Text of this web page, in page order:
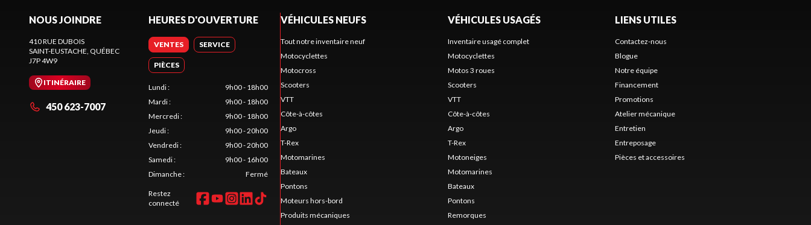
NOUS JOINDRE
410 RUE DUBOIS
SAINT-EUSTACHE, QUÉBEC
J7P 4W9
ITINÉRAIRE
450 623-7007
HEURES D'OUVERTURE
VENTES SERVICE
PIÈCES
Lundi:
9h00 - 18h00
Mardi:
9h00 - 18h00
Mercredi:
9h00 - 18h00
Jeudi:
9h00 - 20h00
Vendredi:
9h00 - 20h00
Samedi:
9h00 - 16h00
Dimanche: Fermé
Restez
connecté
VÉHICULES NEUFS
Tout notre inventaire neuf
Motocyclettes
Motocross
Scooters
VTT
Côte-à-côtes
Argo
T-Rex
Motomarines
Bateaux
Pontons
Moteurs hors-bord
Produits mécaniques
VÉHICULES USAGÉS
Inventaire usagé complet
Motocyclettes
Motos 3 roues
Scooters
VTT
Côte-à-côtes
Argo
T-Rex
Motoneiges
Motomarines
Bateaux
Pontons
Remorques
LIENS UTILES
Contactez-nous
Blogue
Notre équipe
Financement
Promotions
Atelier mécanique
Entretien
Entreposage
Pièces et accessoires